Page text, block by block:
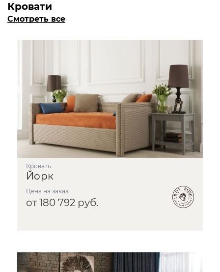
Кровати
Смотреть все
Кровать
Йорк
Цена на заказ
от 180 792 руб.